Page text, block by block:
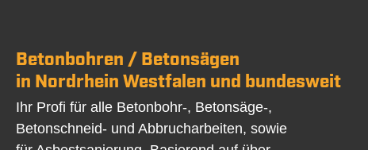
Betonbohren / Betonsägen
in Nordrhein Westfalen und bundesweit
Ihr Profi für alle Betonbohr-, Betonsäge-,
Betonschneid- und Abbrucharbeiten, sowie